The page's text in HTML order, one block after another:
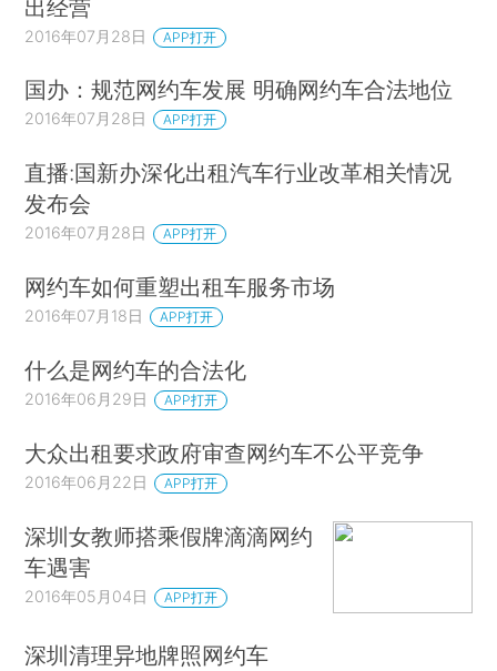
出经营
2016年07月28日 APP打开
国办：规范网约车发展 明确网约车合法地位
2016年07月28日 APP打开
直播:国新办深化出租汽车行业改革相关情况
发布会
2016年07月28日 APP打开
网约车如何重塑出租车服务市场
2016年07月18日 APP打开
什么是网约车的合法化
2016年06月29日 APP打开
大众出租要求政府审查网约车不公平竞争
2016年06月22日 APP打开
深圳女教师搭乘假牌滴滴网约
车遇害
2016年05月04日 APP打开
深圳清理异地牌照网约车